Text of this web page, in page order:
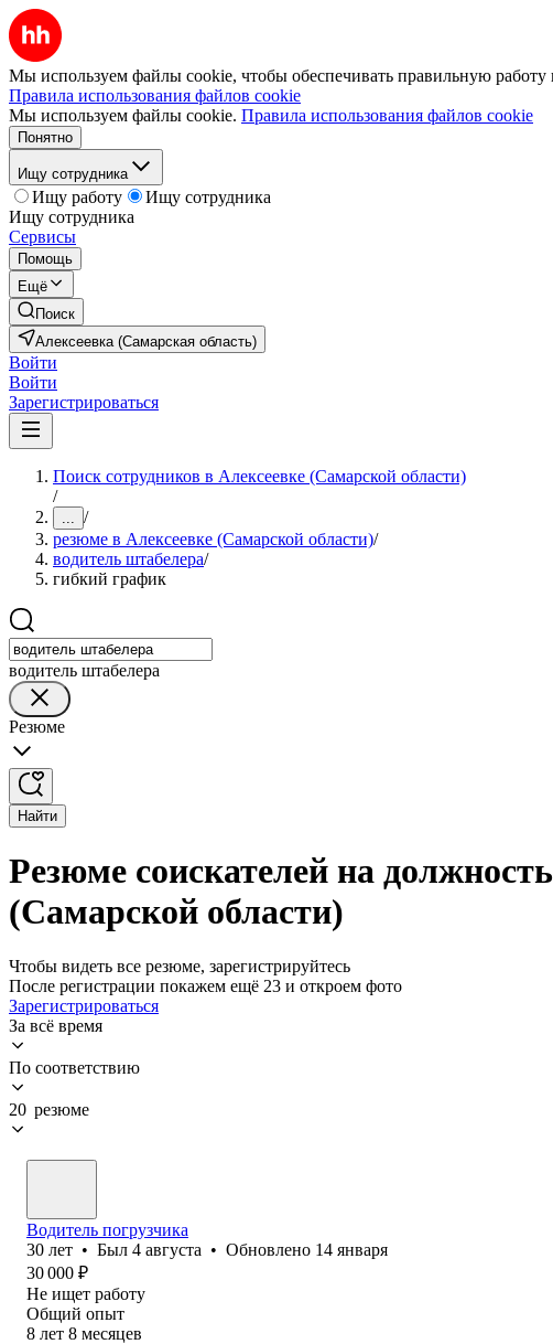
Мы используем файлы cookie, чтобы обеспечивать правильную работу
Правила использования файлов cookie
Мы используем файлы cookie. Правила использования файлов cookie
Понятно
Ищу сотрудника
Ищу работу
Ищу сотрудника
Ищу сотрудника
Сервисы
Помощь
Ещё
Поиск
Алексеевка (Самарская область)
Войти
Войти
Зарегистрироваться
Поиск сотрудников в Алексеевке (Самарской области)
/
... /
резюме в Алексеевке (Самарской области)/
водитель штабелера/
гибкий график
водитель штабелера
Резюме
Найти
Резюме соискателей на
(Самарской области)
Чтобы видеть все резюме, зарегистрируйтесь
После регистрации покажем ещё 23 и откроем фото
Зарегистрироваться
За всё время
По соответствию
20 резюме
Водитель погрузчика
30 лет • Был 4 августа • Обновлено 14 января
30 000 ₽
Не ищет работу
Общий опыт
8 лет 8 месяцев